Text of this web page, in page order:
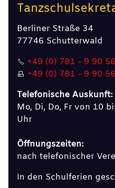
Berliner Straße 34
77746 Schutterwald
+49 (0) 781 - 9 90
+49 (0) 781 - 9 90
Telefonische Auskunft:
Mo, Di, Do, Fr von 10
Uhr
Öffnungszeiten:
nach telefonischer
In den Schulferien